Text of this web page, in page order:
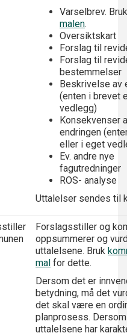
Varselbrev.
malen.
Oversiktskart
Forslag til
Forslag til
bestemmelser
Beskrivelse av
(enten i brevet
vedlegg)
Konsekvenser
endringen
eller i eget
Ev. andre nye
fagutredninger
ROS- analyse
Uttalelser sendes til
Forslagsstiller og
oppsummerer og
uttalelsene. Bruk
mal for dette.
Dersom det er
betydning, må det
det skal være en
planprosess. Dersom
uttalelsene har